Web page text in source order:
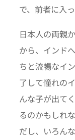
で、前者に入
日本人の両親
から、インド
ちと流暢なイ
了して憧れの
んな子が出て
るのかもしれ
だし、いろん